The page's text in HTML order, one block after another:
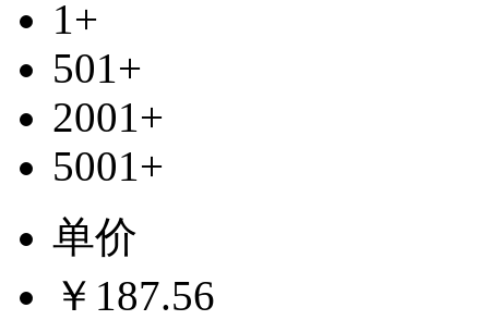
1+
501+
2001+
5001+
单价
￥187.56